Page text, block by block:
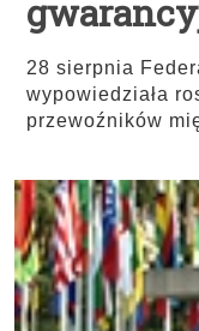
28 sierpnia
wypowiedziała
przewoźników